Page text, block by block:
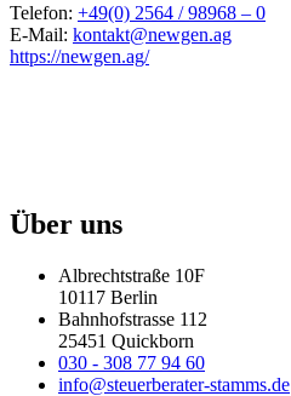
Telefon: +49(0) 2564 / 98968 – 0
E-Mail: kontakt@newgen.ag
https://newgen.ag/
Über uns
Albrechtstraße 10F
10117 Berlin
Bahnhofstrasse 112
25451 Quickborn
030 - 308 77 94 60
info@steuerberater-stamms.de